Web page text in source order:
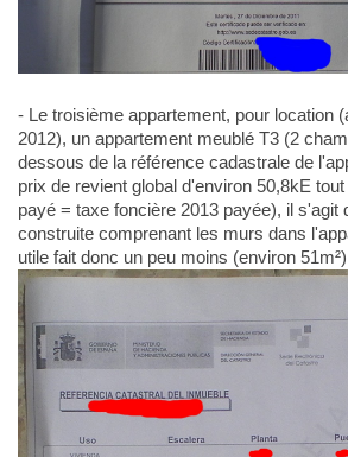
- Le troisième appartement, pour location
2012), un appartement meublé T3 (2
dessous de la référence cadastrale de
prix de revient global d'environ 50,8kE
payé = taxe foncière 2013 payée), il s'agit
construite comprenant les murs dans
utile fait donc un peu moins (environ